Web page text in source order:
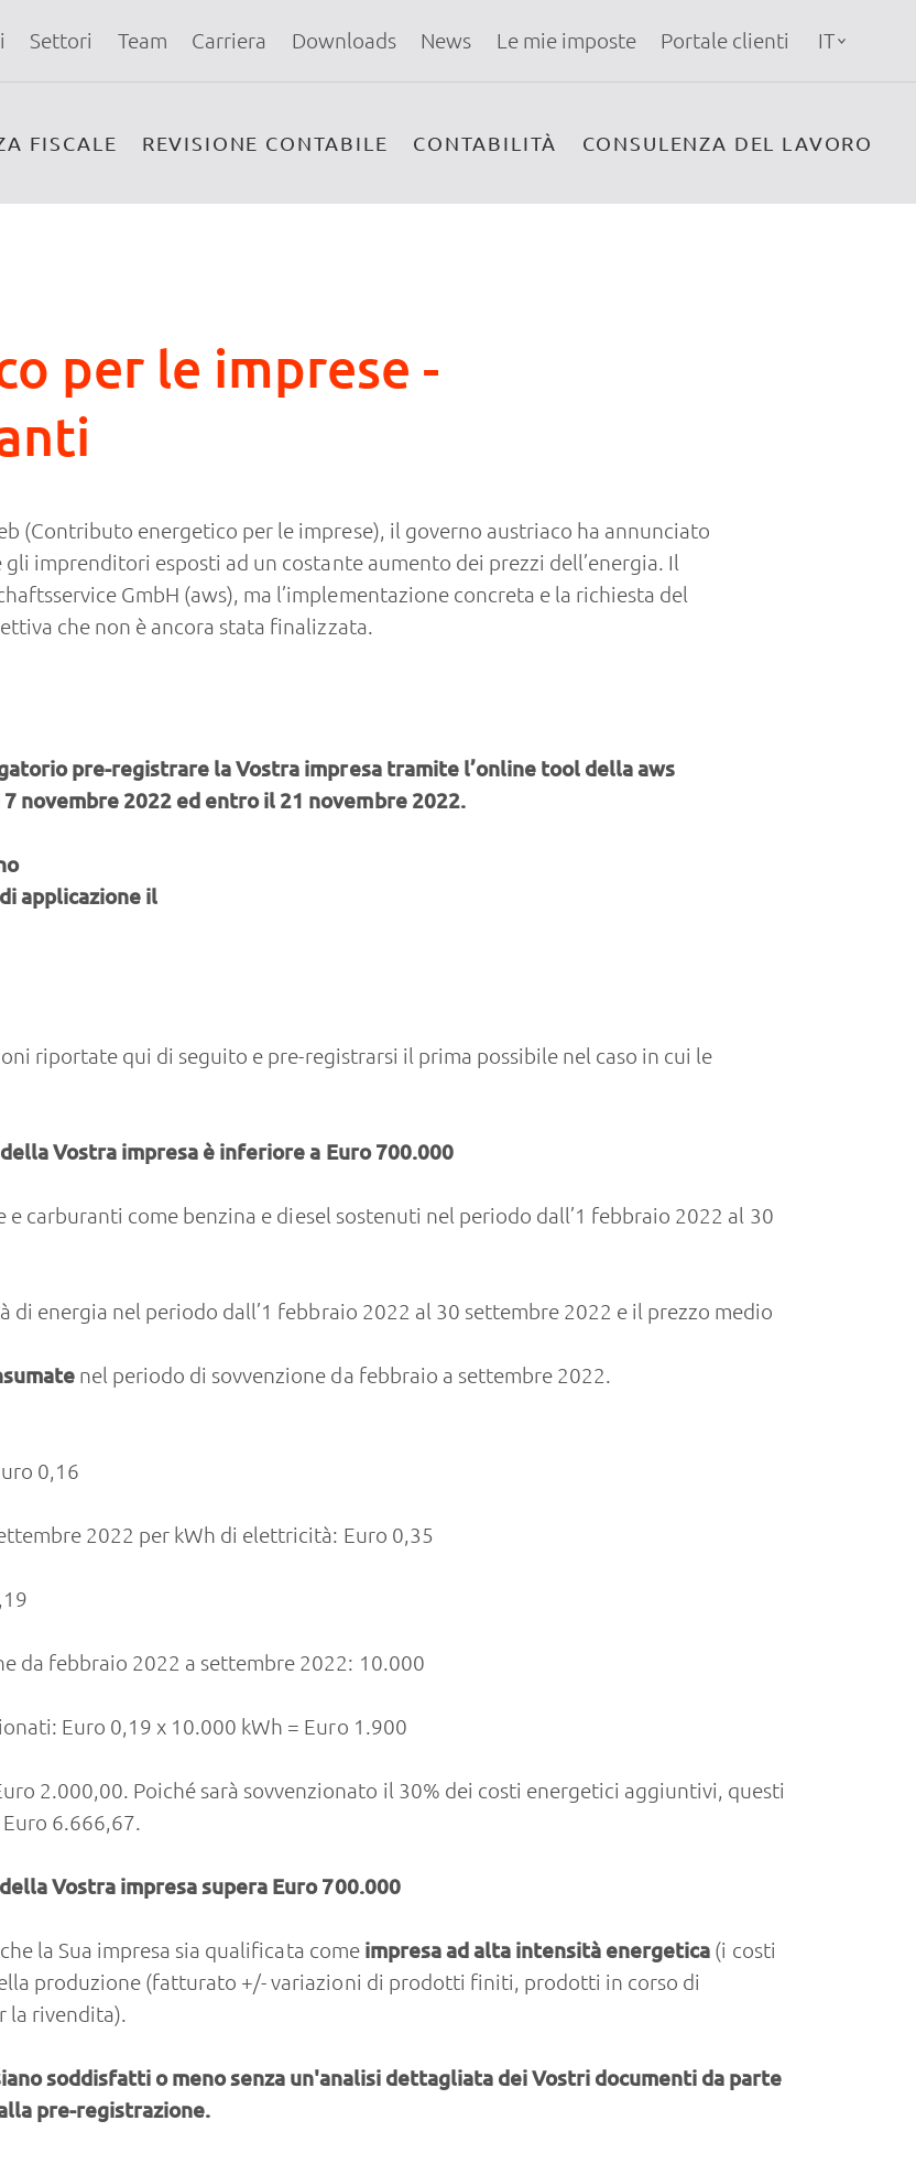
Settori Team Carriera Downloads News Le mie imposte Portale clienti IT
FISCALE REVISIONE CONTABILE CONTABILITÀ CONSULENZA DEL LAVORO
per le imprese -
(Contributo energetico per le imprese), il governo austriaco ha annunciato
imprenditori esposti ad un costante aumento dei prezzi dell’energia. Il
GmbH (aws), ma l’implementazione concreta e la richiesta del
che non è ancora stata finalizzata.
pre-registrare la Vostra impresa tramite l’online tool della aws
novembre 2022 ed entro il 21 novembre 2022.
applicazione il
riportate qui di seguito e pre-registrarsi il prima possibile nel caso in cui le
Vostra impresa è inferiore a Euro 700.000
carburanti come benzina e diesel sostenuti nel periodo dall’1 febbraio 2022 al 30
di energia nel periodo dall’1 febbraio 2022 al 30 settembre 2022 e il prezzo medio
nel periodo di sovvenzione da febbraio a settembre 2022.
0,16
2022 per kWh di elettricità: Euro 0,35
da febbraio 2022 a settembre 2022: 10.000
Euro 0,19 x 10.000 kWh = Euro 1.900
2.000,00. Poiché sarà sovvenzionato il 30% dei costi energetici aggiuntivi, questi
6.666,67.
Vostra impresa supera Euro 700.000
la Sua impresa sia qualificata comeimpresa ad alta intensità energetica (i costi
produzione (fatturato +/- variazioni di prodotti finiti, prodotti in corso di
la rivendita).
soddisfatti o meno senza un'analisi dettagliata dei Vostri documenti da parte
pre-registrazione.